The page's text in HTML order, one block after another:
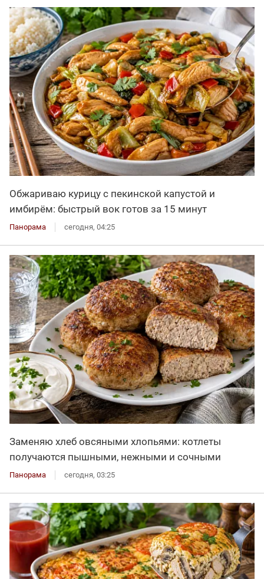
Обжариваю курицу с пекинской капустой и
имбирём: быстрый вок готов за 15 минут
Панорама сегодня, 04:25
Заменяю хлеб овсяными хлопьями: котлеты
получаются пышными, нежными и сочными
Панорама сегодня, 03:25